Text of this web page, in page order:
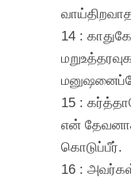
14 :
15 :
என்
கொடுப்பீர்.
16 :